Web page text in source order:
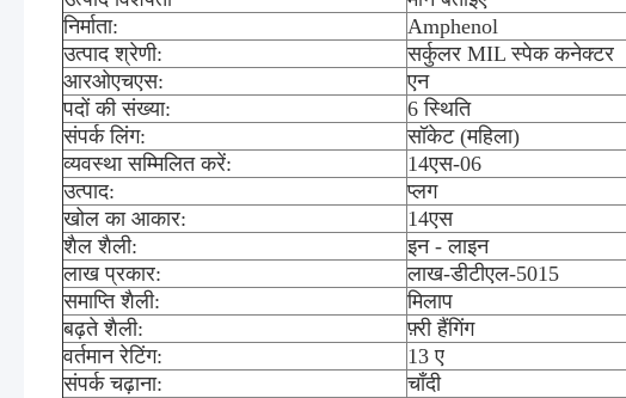
निर्माता:
Amphenol
उत्पाद श्रेणी:
सर्कुलर MIL स्पेक कनेक्टर
आरओएचएस:
एन
पदों की संख्या:
6 स्थिति
संपर्क लिंग:
सॉकेट (महिला)
व्यवस्था सम्मिलित करें:
14एस-06
उत्पाद:
प्लग
खोल का आकार:
14एस
शैल शैली:
इन - लाइन
लाख प्रकार:
लाख-डीटीएल-5015
समाप्ति शैली:
मिलाप
बढ़ते शैली:
फ़्री हैंगिंग
वर्तमान रेटिंग:
13 ए
संपर्क चढ़ाना:
चाँदी